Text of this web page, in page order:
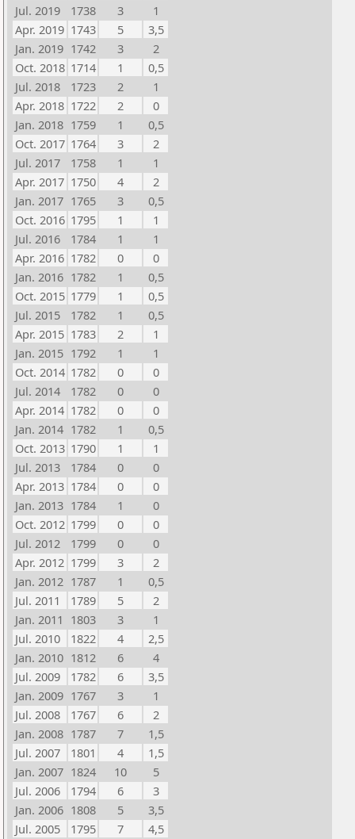
Jul. 2019
1738 3
1
Apr. 2019 1743 5
3,5
Jan. 2019 1742 3
2
Oct. 2018 1714 1
0,5
Jul. 2018
1723 2
1
Apr. 2018 1722 2
0
Jan. 2018 1759 1
0,5
Oct. 2017 1764 3
2
Jul. 2017
1758 1
1
Apr. 2017 1750 4
2
Jan. 2017 1765 3
0,5
Oct. 2016 1795 1
1
Jul. 2016
1784 1
1
Apr. 2016 1782 0
0
Jan. 2016 1782 1
0,5
Oct. 2015 1779 1
0,5
Jul. 2015
1782 1
0,5
Apr. 2015 1783 2
1
Jan. 2015 1792 1
1
Oct. 2014 1782 0
0
Jul. 2014
1782 0
0
Apr. 2014 1782 0
0
Jan. 2014 1782 1
0,5
Oct. 2013 1790 1
1
Jul. 2013
1784 0
0
Apr. 2013 1784 0
0
Jan. 2013 1784 1
0
Oct. 2012 1799 0
0
Jul. 2012
1799 0
0
Apr. 2012 1799 3
2
Jan. 2012 1787 1
0,5
Jul. 2011
1789 5
2
Jan. 2011 1803 3
1
Jul. 2010
1822 4
2,5
Jan. 2010 1812 6
4
Jul. 2009
1782 6
3,5
Jan. 2009 1767 3
1
Jul. 2008
1767 6
2
Jan. 2008 1787 7
1,5
Jul. 2007
1801 4
1,5
Jan. 2007 1824 10
5
Jul. 2006
1794 6
3
Jan. 2006 1808 5
3,5
Jul. 2005
1795 7
4,5